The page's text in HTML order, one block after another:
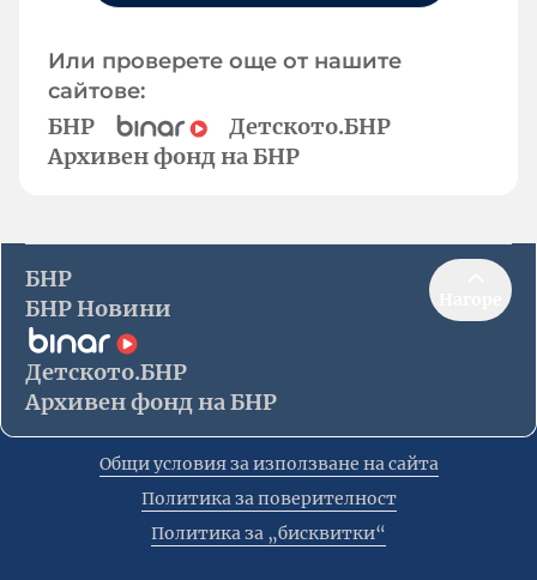
Или проверете още от нашите
сайтове:
БНР
Детското.БНР
Архивен фонд на БНР
БНР
БНР Новини
Детското.БНР
Архивен фонд на БНР
Общи условия за използване на сайта
Политика за поверителност
Политика за „бисквитки“